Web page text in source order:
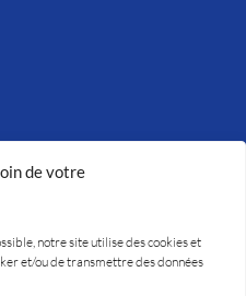
de votre
notre site utilise des cookies et
et/ou de transmettre des données